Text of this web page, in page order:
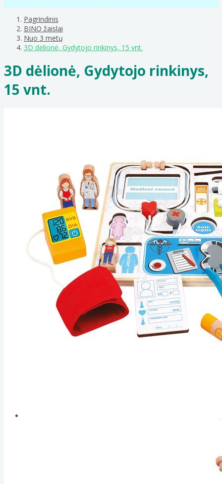
Pagrindinis
BINO žaislai
Nuo 3 metų
3D dėlionė, Gydytojo rinkinys, 15 vnt.
3D dėlionė, Gydytojo rinkinys,
15 vnt.